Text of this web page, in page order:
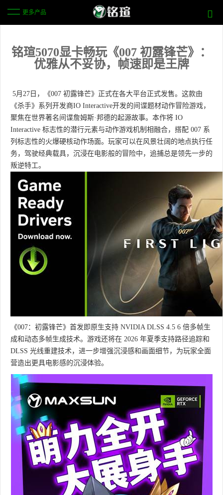
更多产品
铭瑄5070显卡畅玩《007 初露锋芒》：
优雅从不妥协，帧速即是王牌
5月27日，《007 初露锋芒》正式在各大平台正式发售。这款由
《杀手》系列开发商IO Interactive开发的间谍题材动作冒险游戏，
聚焦在世界著名间谍詹姆斯·邦德的起源故事。本作将 IO
Interactive 标志性的潜行元素与动作游戏机制相融合，搭配 007 系
列标志性的火爆硬核动作场面。玩家可以在风景壮阔的地点执行任
务，驾驶经典载具，沉浸在电影般的冒险中，追捕总是领先一步的
叛逆特工。
《007：初露锋芒》首发即原生支持 NVIDIA DLSS 4.5 6 倍多帧生
成和动态多帧生成技术。游戏还将在 2026 年夏季支持路径追踪和
DLSS 光线重建技术，进一步增强沉浸感和画面细节，为玩家全面
营造出更具电影感的沉浸体验。